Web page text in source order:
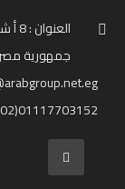
تنمية
الذات
جودة
روايات
جمهورية مصر